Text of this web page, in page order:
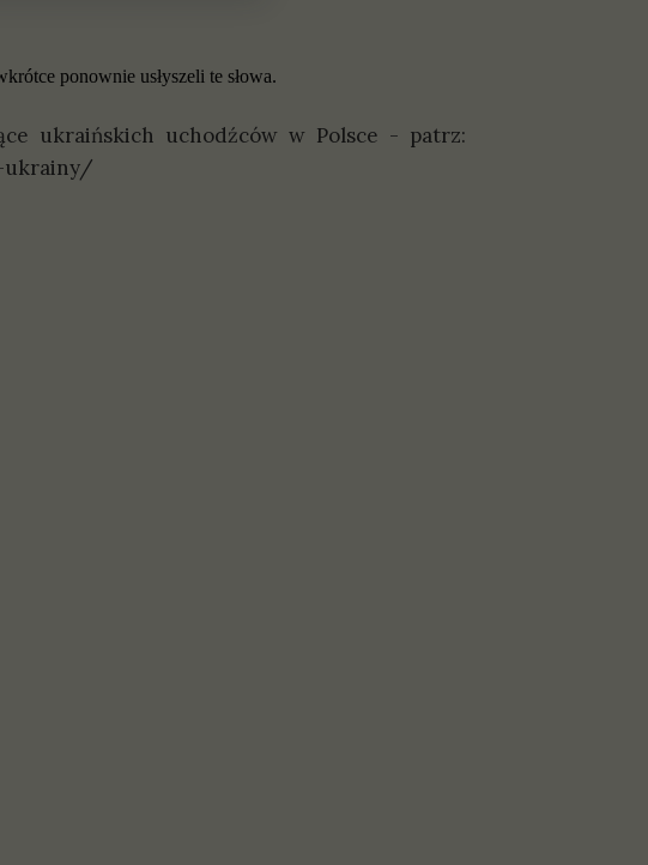
ponownie usłyszeli te słowa.
ukraińskich uchodźców w Polsce - patrz:
ukrainy/